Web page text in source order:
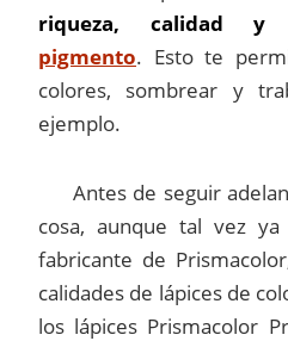
riqueza, calidad y
pigmento. Esto te
colores, sombrear y
ejemplo.
Antes de seguir
cosa, aunque tal vez
fabricante de
calidades de lápices de
los lápices Prismacolor